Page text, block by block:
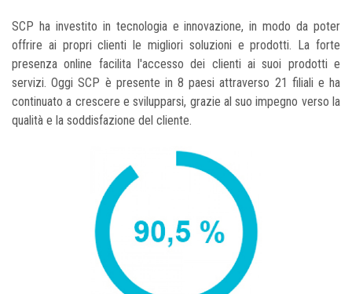
SCP ha investito in tecnologia e innovazione, in modo da poter
offrire ai propri clienti le migliori soluzioni e prodotti. La forte
presenza online facilita l'accesso dei clienti ai suoi prodotti e
servizi. Oggi SCP è presente in 8 paesi attraverso 21 filiali e ha
continuato a crescere e svilupparsi, grazie al suo impegno verso la
qualità e la soddisfazione del cliente.